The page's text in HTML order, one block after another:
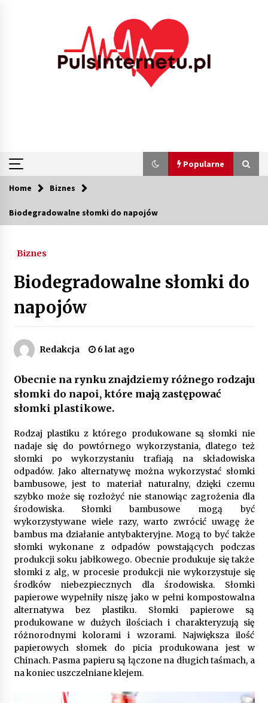
Popularne
Popularne
Poczucie bezpieczeństwa a jasne zasady pracy.
zamontować radio 2DIN i uchwyty na kubki
4 miesiące ago
Piece do pizzy – jak wybrać między piecem na
drewno, gaz i prąd
Oferta z pojazdami wyposażonymi w kontenery
– nowoczesne rozwiązanie dla logistyki
9 miesięcy ago
Filtrowanie chłodziwa w procesach obróbki
skrawaniem – wpływ na żywotność narzędzi i
jakość detali
9 miesięcy ago
Automatyzacja zbierania informacji zwrotnych
– oszczędność czasu dzięki recom system
9 miesięcy ago
Startpolish w praktyce – jak szybko przyswajać
nowy język?
10 miesięcy ago
Zakopane: apartament z basenem dla
10 miesięcy ago
Home Biznes
Biodegradowalne słomki do napojów
Biznes
Biodegradowalne słomki do
napojów
Redakcja 6 lat ago
Obecnie na rynku znajdziemy różnego rodzaju
słomki do napoi, które mają zastępować
słomki plastikowe.
Rodzaj plastiku z którego produkowane są słomki nie
nadaje się do powtórnego wykorzystania, dlatego też
słomki po wykorzystaniu trafiają na składowiska
odpadów. Jako alternatywę można wykorzystać słomki
bambusowe, jest to materiał naturalny, dzięki czemu
szybko może się rozłożyć nie stanowiąc zagrożenia dla
środowiska. Słomki bambusowe mogą być
wykorzystywane wiele razy, warto zwrócić uwagę że
bambus ma działanie antybakteryjne. Mogą to być także
słomki wykonane z odpadów powstających podczas
produkcji soku jabłkowego. Obecnie produkuje się także
słomki z alg, w procesie produkcji nie wykorzystuje się
środków niebezpiecznych dla środowiska. Słomki
papierowe wypełniły niszę jako w pełni kompostowalna
alternatywa bez plastiku. Słomki papierowe są
produkowane w dużych ilościach i charakteryzują się
różnorodnymi kolorami i wzorami. Największa ilość
papierowych słomek do picia produkowana jest w
Chinach. Pasma papieru są łączone na długich taśmach, a
na koniec uszczelniane klejem.